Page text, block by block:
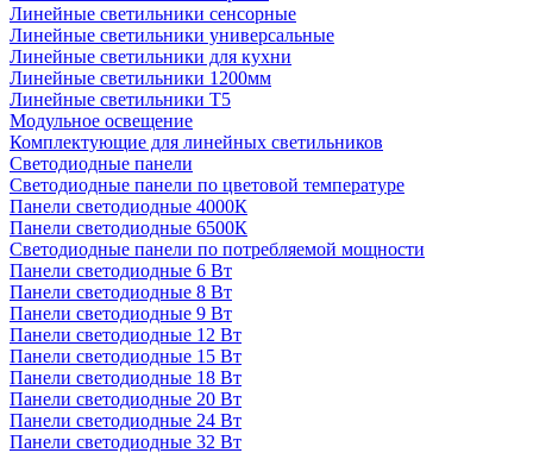
Линейные светильники сенсорные
Линейные светильники универсальные
Линейные светильники для кухни
Линейные светильники 1200мм
Линейные светильники Т5
Модульное освещение
Комплектующие для линейных светильников
Светодиодные панели
Светодиодные панели по цветовой температуре
Панели светодиодные 4000К
Панели светодиодные 6500К
Светодиодные панели по потребляемой мощности
Панели светодиодные 6 Вт
Панели светодиодные 8 Вт
Панели светодиодные 9 Вт
Панели светодиодные 12 Вт
Панели светодиодные 15 Вт
Панели светодиодные 18 Вт
Панели светодиодные 20 Вт
Панели светодиодные 24 Вт
Панели светодиодные 32 Вт